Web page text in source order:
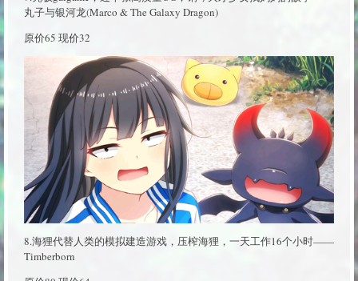
丸子与银河龙(Marco & The Galaxy Dragon)
原价65 现价32
8.海狸代替人类的模拟建造游戏，压榨海狸，一天工作16个小时——
Timberborn